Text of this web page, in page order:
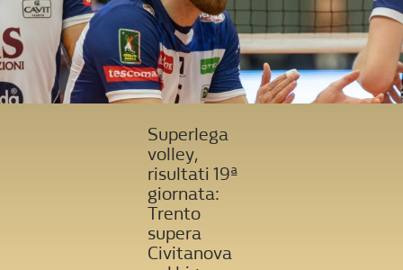
Superlega
volley,
risultati 19ª
giornata:
Trento
supera
Civitanova